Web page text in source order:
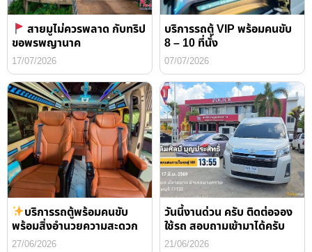
สายมูไม่ควรพลาด กับทริป
ขอพรพญานาค
17/07/2026
บริการรถตู้ VIP พร้อมคนขับ
8 – 10 ที่นั่ง
07/07/2026
บริการรถตู้พร้อมคนขับ
พร้อมสิ่งอำนวยความสะดวก
27/06/2026
วันนี้งานด่วน ครับ ติดต่อจอง
ใช้รถ สอบถามเข้ามาได้ครับ
21/06/2026